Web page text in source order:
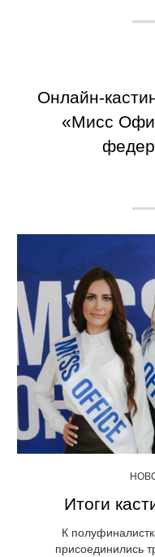
Онлайн-
«Мисс
Итоги
К
присоединились